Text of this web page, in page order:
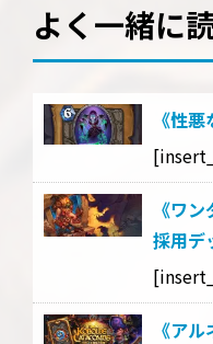
よく一緒に
《性
《ワ
採用デ
《ア